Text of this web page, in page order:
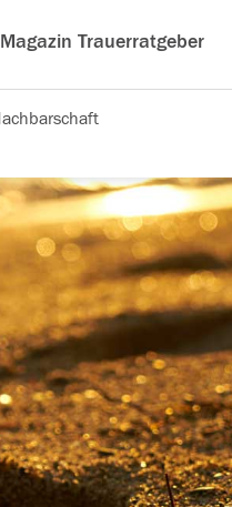
Magazin Trauerratgeber